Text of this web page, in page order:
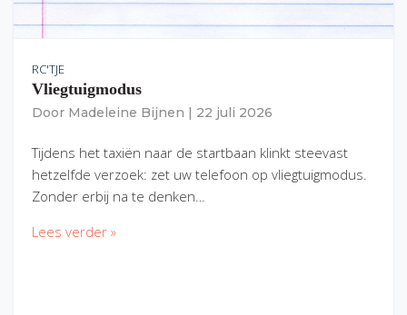
RC'TJE
Vliegtuigmodus
Door Madeleine Bijnen 22 juli 2026
Tijdens het taxiën naar de startbaan klinkt steevast
hetzelfde verzoek: zet uw telefoon op vliegtuigmodus.
Zonder erbij na te denken…
Lees verder »